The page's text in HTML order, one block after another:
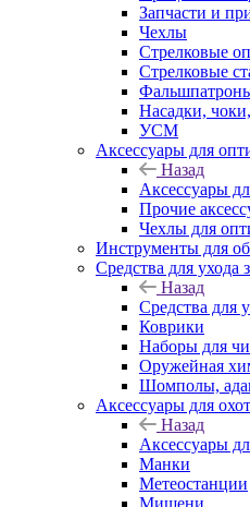
Запчасти и
Чехлы
Стрелковые
Стрелковые
Насадки,
УСМ
Аксессуары для
Назад
Аксессуары
Прочие
Чехлы для
Инструменты для
Средства для ухода
Назад
Средства для
Коврики
Наборы для
Оружейная
Шомполы,
Аксессуары для
Назад
Аксессуары
Манки
Метеостанции
Мишени